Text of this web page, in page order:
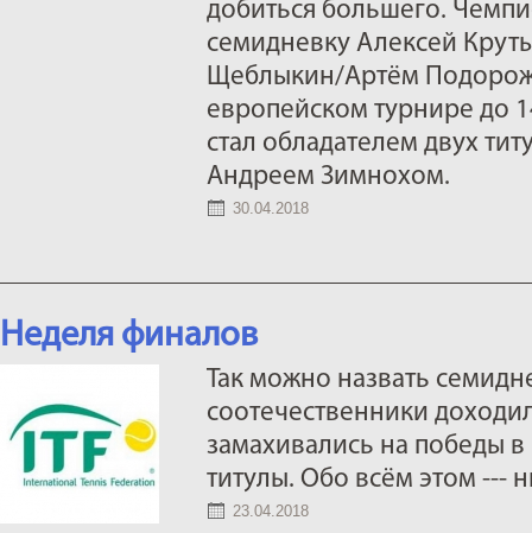
добиться большего.
семидневку Алексей
Щеблыкин/Артём
европейском турнире до
стал обладателем двух
Андреем Зимнохом.
30.04.2018
Неделя финалов
Так можно назвать
соотечественники
замахивались на победы
титулы. Обо всём этом ---
23.04.2018